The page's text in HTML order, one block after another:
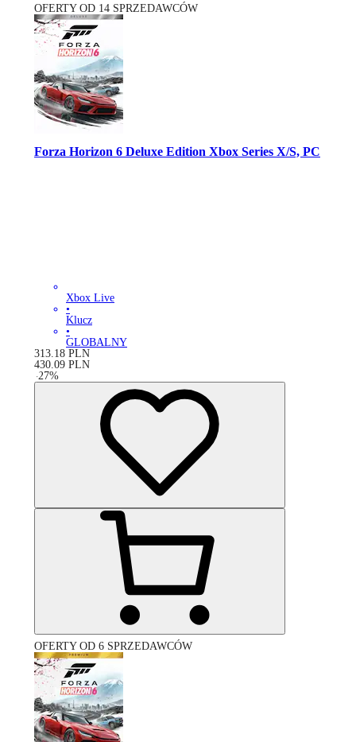
OFERTY OD 14 SPRZEDAWCÓW
Forza Horizon 6 Deluxe Edition Xbox Series X/S, PC
Xbox Live
•
Klucz
•
GLOBALNY
313.18 PLN
430.09 PLN
-27%
OFERTY OD 6 SPRZEDAWCÓW